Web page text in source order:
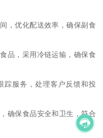
，优化配送效率，确保副食
品，采用冷链运输，确保食
踪服务，处理客户反馈和投
确保食品安全和卫生，符合